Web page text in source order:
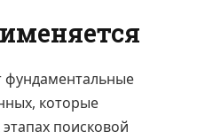
фундаментальные
которые
поисковой